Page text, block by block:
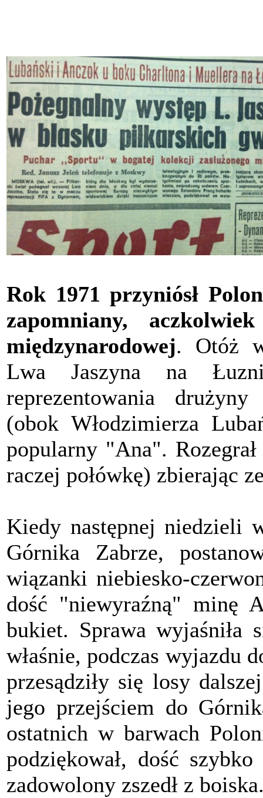
Rok 1971 przyniósł
zapomniany,
międzynarodowej. Otóż
Lwa Jaszyna na
reprezentowania
(obok Włodzimierza
popularny "Ana".
raczej połówkę) zbierając
Kiedy następnej niedzieli
Górnika Zabrze,
wiązanki niebiesko-
dość "niewyraźną" minę
bukiet. Sprawa wyjaśniła
właśnie, podczas wyjazdu
przesądziły się losy
jego przejściem do
ostatnich w barwach
podziękował, dość
zadowolony zszedł z